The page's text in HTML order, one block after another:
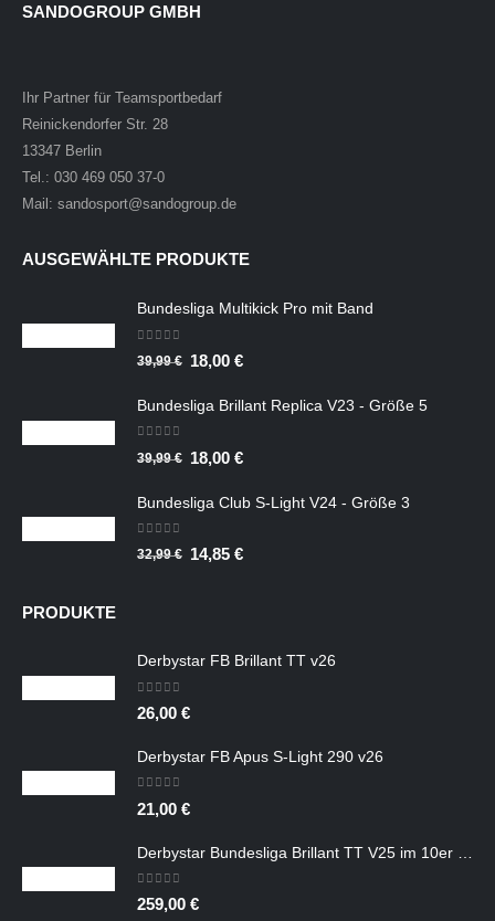
SANDOGROUP GMBH
Ihr Partner für Teamsportbedarf
Reinickendorfer Str. 28
13347 Berlin
Tel.: 030 469 050 37-0
Mail: sandosport@sandogroup.de
AUSGEWÄHLTE PRODUKTE
Bundesliga Multikick Pro mit Band
out of 5
39,99€ Ursprünglicher
war:
18,00 €Aktueller
ist:
Bundesliga Brillant Replica V23 - Größe 5
out of 5
39,99€ Ursprünglicher
war:
18,00 €Aktueller
ist:
Bundesliga Club S-Light V24 - Größe 3
0out of 5
32,99€ Ursprünglicher
14,85 €Aktueller
PRODUKTE
Derbystar FB Brillant TT v26
0 out of 5
26,00 €
Derbystar FB Apus S-Light 290 v26
0 out of 5
21,00 €
0out of 5
259,00 €